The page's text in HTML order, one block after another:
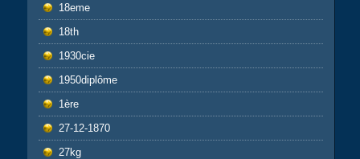
18eme
18th
1930cie
1950diplôme
1ère
27-12-1870
27kg